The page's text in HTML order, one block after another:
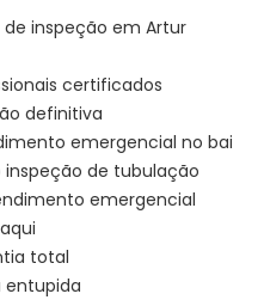
inspeção em Artur
certificados
definitiva
emergencial no bai
de tubulação
emergencial
total
entupida